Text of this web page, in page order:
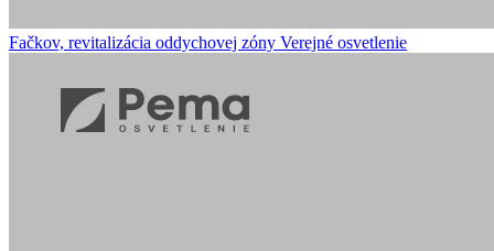
Fačkov, revitalizácia oddychovej zóny Verejné osvetlenie